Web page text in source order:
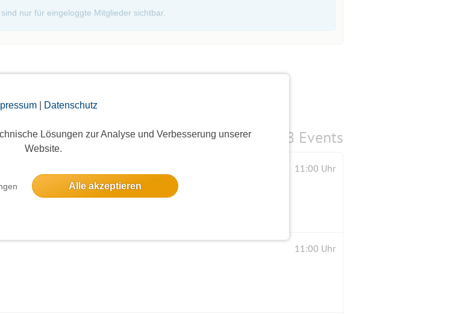
| Datenschutz
Lösungen zur Analyse und Verbesserung unserer
Website.
Alle akzeptieren
nur für eingeloggte Mitglieder sichtbar.
8 Events
11:00 Uhr
11:00 Uhr